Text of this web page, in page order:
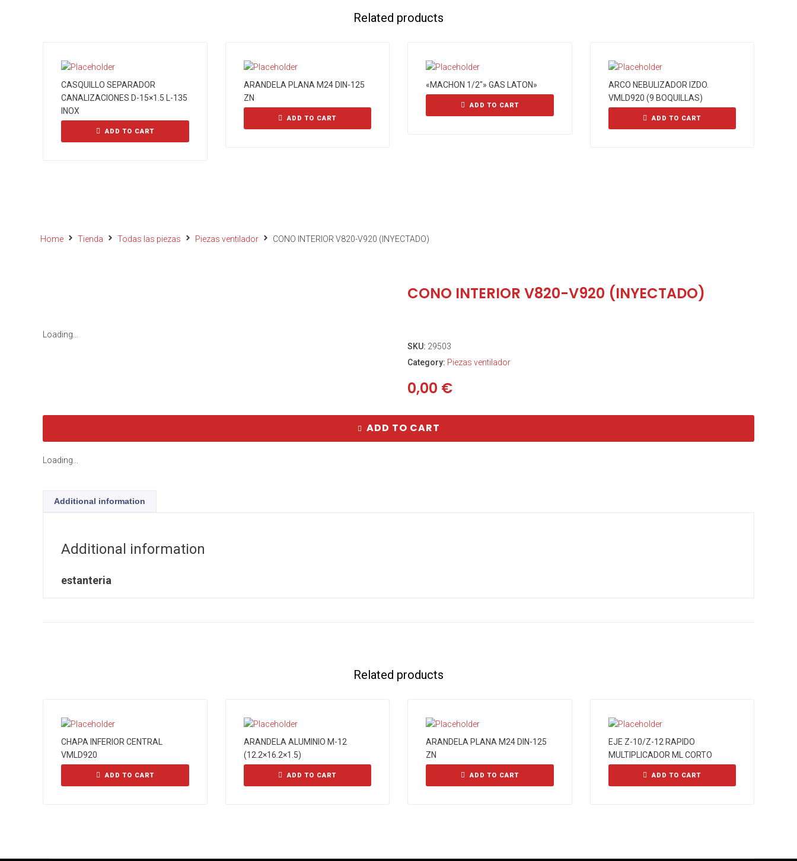
Related products
CASQUILLO SEPARADOR
CANALIZACIONES D-15×1.5 L-135
INOX
ADD TO CART
ARANDELA PLANA M24 DIN-125
ZN
ADD TO CART
«MACHON 1/2″» GAS LATON»
ADD TO CART
ARCO NEBULIZADOR IZDO.
VMLD920 (9 BOQUILLAS)
ADD TO CART
Home Tienda Todas las piezas Piezas ventilador CONO INTERIOR V820-V920 (INYECTADO)
Loading...
CONO INTERIOR V820-V920 (INYECTADO)
SKU: 29503
Category: Piezas ventilador
0,00 €
ADD TO CART
Loading...
Additional information
Additional information
estanteria
Related products
CHAPA INFERIOR CENTRAL
VMLD920
ADD TO CART
ARANDELA ALUMINIO M-12
(12.2×16.2×1.5)
ADD TO CART
ARANDELA PLANA M24 DIN-125
ZN
ADD TO CART
EJE Z-10/Z-12 RAPIDO
MULTIPLICADOR ML CORTO
ADD TO CART